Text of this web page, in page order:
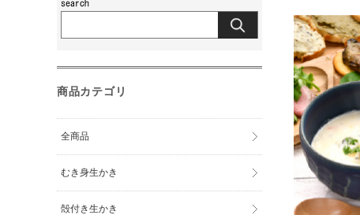
商品カテゴリ
全商品
むき身生かき
殻付き生かき